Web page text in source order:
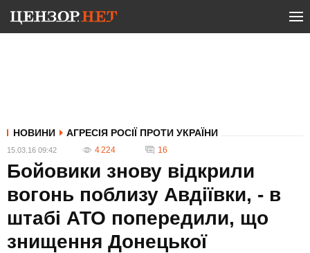
НОВИНИ АГРЕСІЯ РОСІЇ ПРОТИ УКРАЇНИ
15.03.16 09:42 4 224 16
Бойовики знову відкрили
вогонь поблизу Авдіївки, - в
штабі АТО попередили, що
знищення Донецької